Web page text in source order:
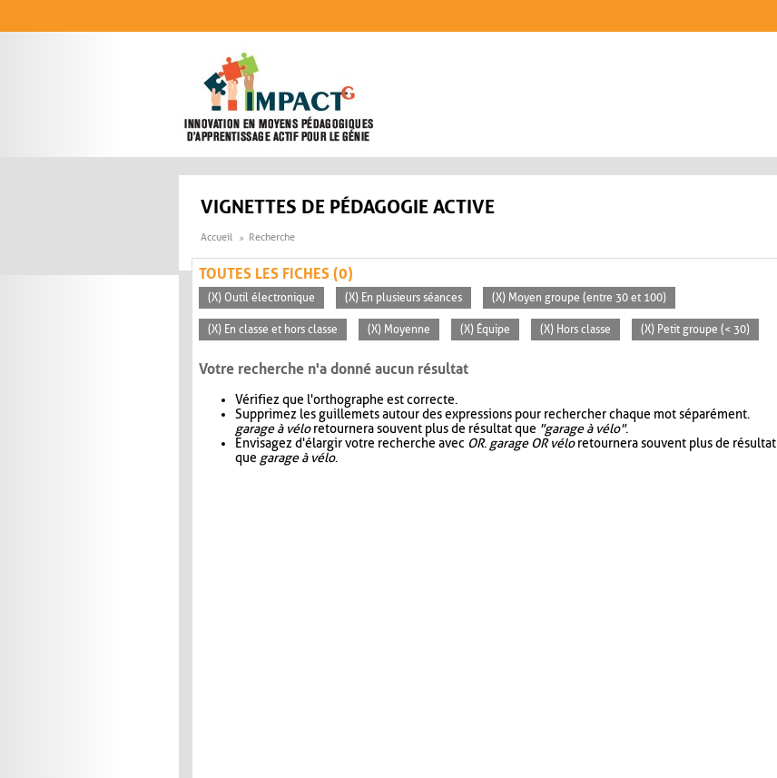
VIGNETTES DE PÉDAGOGIE ACTIVE
Accueil Recherche
TOUTES LES FICHES (0)
(X) Outil électronique (X) En plusieurs séances (X) Moyen groupe (entre 30 et 100)
(X) En classe et hors classe (X) Moyenne (X) Équipe (X) Hors classe (X) Petit groupe (< 30)
Votre recherche n'a donné aucun résultat
Vérifiez que l'orthographe est correcte.
Supprimez les guillemets autour des expressions pour rechercher chaque mot séparément.
garage à véloretournera souvent plus de résultat que "garage à vélo".
Envisagez d'élargir votre recherche avec OR. garage OR véloretournera souvent plus de résultat
que garage à vélo.